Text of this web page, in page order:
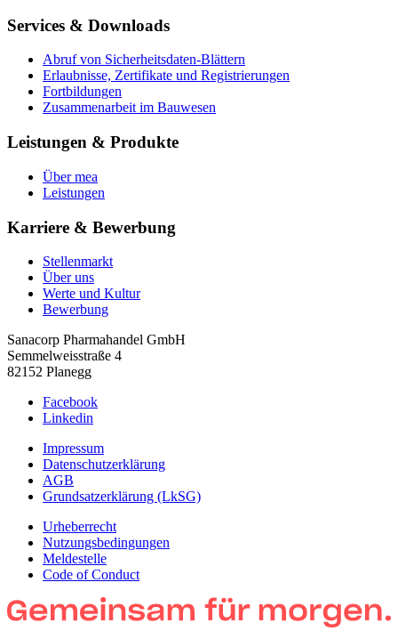
Services & Downloads
Abruf von Sicherheitsdaten-Blättern
Erlaubnisse, Zertifikate und Registrierungen
Fortbildungen
Zusammenarbeit im Bauwesen
Leistungen & Produkte
Über mea
Leistungen
Karriere & Bewerbung
Stellenmarkt
Über uns
Werte und Kultur
Bewerbung
Sanacorp Pharmahandel GmbH
Semmelweisstraße 4
82152 Planegg
Facebook
Linkedin
Impressum
Datenschutzerklärung
AGB
Grundsatzerklärung (LkSG)
Urheberrecht
Nutzungsbedingungen
Meldestelle
Code of Conduct